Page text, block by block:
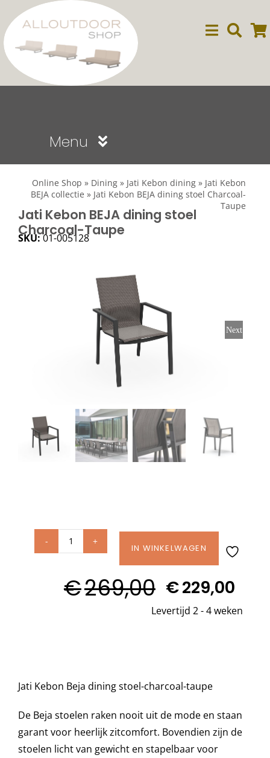
naar
inhoud
Menu
Dining
Deck Chairs + voetbanken
Ligbedden
Beschermhoezen
Verlichting
Online Shop » Dining » Jati Kebon dining » Jati Kebon
BEJA collectie » Jati Kebon BEJA dining stoel Charcoal-
Taupe
Jati Kebon BEJA dining stoel
Charcoal-Taupe
SKU:01-005128
Next
Jati
BEJA
dining
IN WINKELWAGEN
€269,00
Oorspronkelijke
€229,00
Huidige
Levertijd 2 - 4 weken
Jati Kebon Beja dining stoel-charcoal-taupe
De Beja stoelen raken nooit uit de mode en staan
garant voor heerlijk zitcomfort. Bovendien zijn de
stoelen licht van gewicht en stapelbaar voor